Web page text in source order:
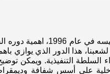
لقد ادرك المجلس
هذا الدور الذي يوازي
السلطة التنفيذية. ويمكن
على أسس شفافة